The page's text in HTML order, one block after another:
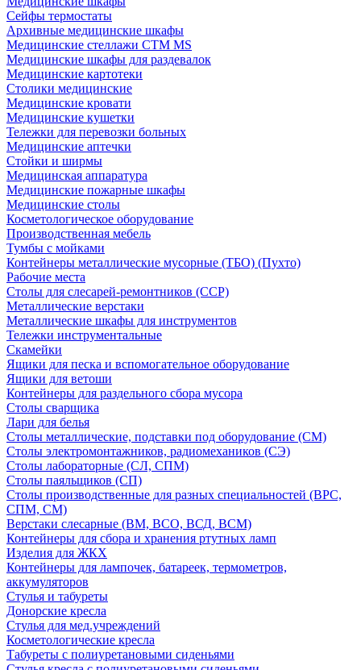
Сейфы термостаты
Архивные медицинские шкафы
Медицинские стеллажи CTM MS
Медицинские шкафы для раздевалок
Медицинские картотеки
Столики медицинские
Медицинские кровати
Медицинские кушетки
Тележки для перевозки больных
Медицинские аптечки
Стойки и ширмы
Медицинская аппаратура
Медицинские пожарные шкафы
Медицинские столы
Косметологическое оборудование
Производственная мебель
Тумбы с мойками
Контейнеры металлические мусорные (ТБО) (Пухто)
Рабочие места
Столы для слесарей-ремонтников (ССР)
Металлические верстаки
Металлические шкафы для инструментов
Тележки инструментальные
Скамейки
Ящики для песка и вспомогательное оборудование
Ящики для ветоши
Контейнеры для раздельного сбора мусора
Столы сварщика
Лари для белья
Столы металлические, подставки под оборудование (СМ)
Столы электромонтажников, радиомехаников (СЭ)
Столы лабораторные (СЛ, СПМ)
Столы паяльщиков (СП)
Столы производственные для разных специальностей (ВРС,
СПМ, СМ)
Верстаки слесарные (ВМ, ВСО, ВСД, ВСМ)
Контейнеры для сбора и хранения ртутных ламп
Изделия для ЖКХ
Контейнеры для лампочек, батареек, термометров,
аккумуляторов
Стулья и табуреты
Донорские кресла
Стулья для мед.учреждений
Косметологические кресла
Табуреты с полиуретановыми сиденьями